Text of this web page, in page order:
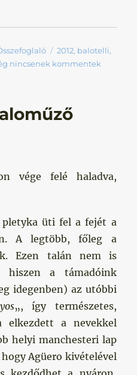
Címke
2012, balotelli,
nincsenek kommentek
vége felé haladva,
pletyka üti fel a fejét a
A legtöbb, főleg a
Ezen talán nem is
hiszen a támadóink
idegenben) az utóbbi
„, így természetes,
elkezdett a nevekkel
helyi manchesteri lap
hogy Agüero kivételével